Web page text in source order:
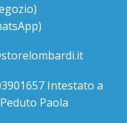
Intestato a
Paola